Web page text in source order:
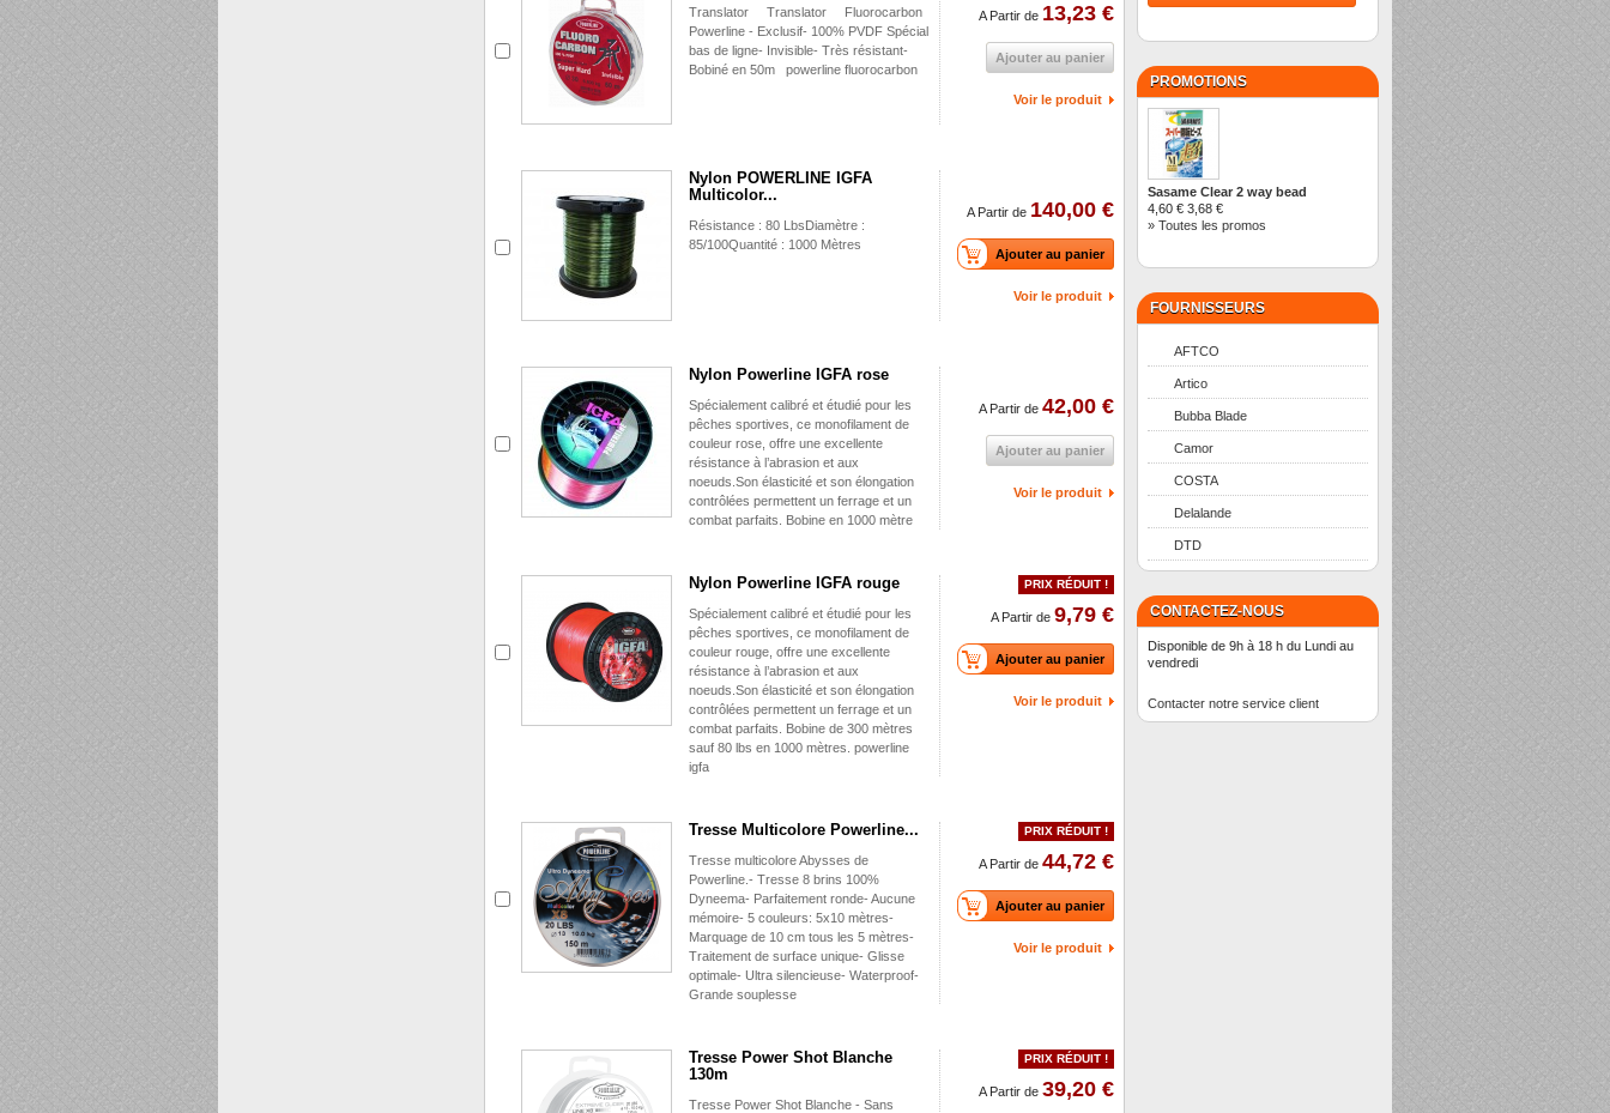
Translator Translator Fluorocarbon
Powerline - Exclusif- 100% PVDF Spécial
bas de ligne- Invisible- Très résistant-
Bobiné en 50m powerline fluorocarbon
A Partir de 13,23 €
Ajouter au panier
Voir le produit
Nylon POWERLINE IGFA
Multicolor...
Résistance : 80 LbsDiamètre :
85/100Quantité : 1000 Mètres
A Partir de 140,00 €
Ajouter au panier
Voir le produit
Nylon Powerline IGFA rose
Spécialement calibré et étudié pour les
pêches sportives, ce monofilament de
couleur rose, offre une excellente
résistance à l’abrasion et aux
noeuds.Son élasticité et son élongation
contrôlées permettent un ferrage et un
combat parfaits. Bobine en 1000 mètre
A Partir de 42,00 €
Ajouter au panier
Voir le produit
Nylon Powerline IGFA rouge
Spécialement calibré et étudié pour les
pêches sportives, ce monofilament de
couleur rouge, offre une excellente
résistance à l’abrasion et aux
noeuds.Son élasticité et son élongation
contrôlées permettent un ferrage et un
combat parfaits. Bobine de 300 mètres
sauf 80 lbs en 1000 mètres. powerline
igfa
PRIX RÉDUIT !
A Partir de 9,79 €
Ajouter au panier
Voir le produit
Tresse Multicolore Powerline...
Tresse multicolore Abysses de
Powerline.- Tresse 8 brins 100%
Dyneema- Parfaitement ronde- Aucune
mémoire- 5 couleurs: 5x10 mètres-
Marquage de 10 cm tous les 5 mètres-
Traitement de surface unique- Glisse
optimale- Ultra silencieuse- Waterproof-
Grande souplesse
PRIX RÉDUIT !
A Partir de 44,72 €
Ajouter au panier
Voir le produit
Tresse Power Shot Blanche
130m
Tresse Power Shot Blanche - Sans
PRIX RÉDUIT !
A Partir de 39,20 €
PROMOTIONS
Sasame Clear 2 way bead
4,60 € 3,68 €
» Toutes les promos
FOURNISSEURS
AFTCO
Artico
Bubba Blade
Camor
COSTA
Delalande
DTD
CONTACTEZ-NOUS
Disponible de 9h à 18 h du Lundi au
vendredi
Contacter notre service client